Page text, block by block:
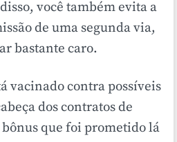
você também evita a
de uma segunda via,
bastante caro.
vacinado contra possíveis
dos contratos de
que foi prometido lá